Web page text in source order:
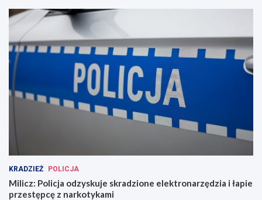
KRADZIEŻ POLICJA
Milicz: Policja odzyskuje skradzione elektronarzędzia i łapie
przestępcę z narkotykami